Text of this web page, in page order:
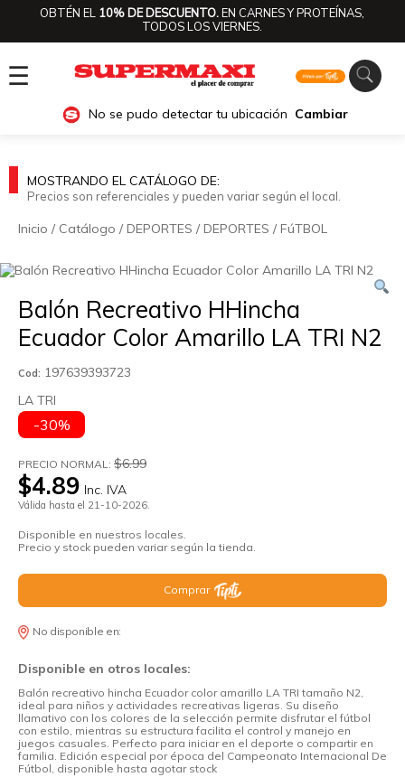
OBTÉN EL 10% DE DESCUENTO.EN CARNES Y PROTEÍNAS,
TODOS LOS VIERNES.
☰
No se pudo detectar tu ubicación Cambiar
MOSTRANDO EL CATÁLOGO DE:
Precios son referenciales y pueden variar según el local.
Inicio / Catálogo / DEPORTES / DEPORTES / FúTBOL
Balón Recreativo HHincha
Ecuador Color Amarillo LA TRI N2
Cod: 197639393723
LA TRI
-30%
PRECIO NORMAL: $6.99
$4.89 Inc. IVA
Válida hasta el 21-10-2026.
Disponible en nuestros locales.
Precio y stock pueden variar según la tienda.
Comprar
No disponible en:
Disponible en otros locales:
Balón recreativo hincha Ecuador color amarillo LA TRI tamaño N2,
ideal para niños y actividades recreativas ligeras. Su diseño
llamativo con los colores de la selección permite disfrutar el fútbol
con estilo, mientras su estructura facilita el control y manejo en
juegos casuales. Perfecto para iniciar en el deporte o compartir en
familia. Edición especial por época del Campeonato Internacional De
Fútbol, disponible hasta agotar stock